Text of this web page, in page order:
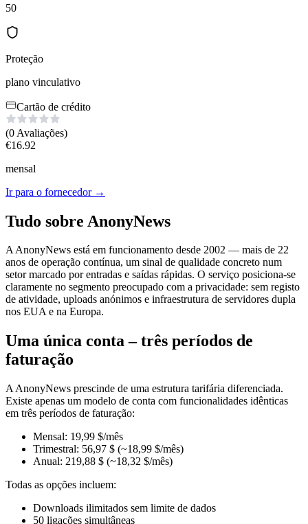
50
Proteção
plano vinculativo
Cartão de crédito
(0 Avaliações)
€16.92
mensal
Ir para o fornecedor→
Tudo sobre AnonyNews
A AnonyNews está em funcionamento desde 2002 — mais de 22
anos de operação contínua, um sinal de qualidade concreto num
setor marcado por entradas e saídas rápidas. O serviço posiciona-se
claramente no segmento preocupado com a privacidade: sem registo
de atividade, uploads anónimos e infraestrutura de servidores dupla
nos EUA e na Europa.
Uma única conta – três períodos de
faturação
A AnonyNews prescinde de uma estrutura tarifária diferenciada.
Existe apenas um modelo de conta com funcionalidades idênticas
em três períodos de faturação:
Mensal: 19,99 $/mês
Trimestral: 56,97 $ (~18,99 $/mês)
Anual: 219,88 $ (~18,32 $/mês)
Todas as opções incluem:
Downloads ilimitados sem limite de dados
50 ligações simultâneas